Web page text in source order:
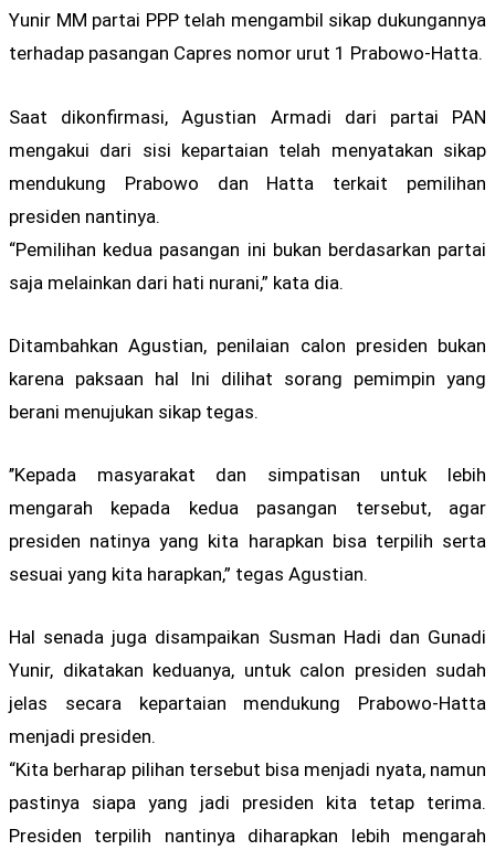
Yunir MM partai PPP telah mengambil sikap dukungannya
terhadap pasangan Capres nomor urut 1 Prabowo-Hatta.
Saat dikonfirmasi, Agustian Armadi dari partai PAN
mengakui dari sisi kepartaian telah menyatakan sikap
mendukung Prabowo dan Hatta terkait pemilihan
presiden nantinya.
“Pemilihan kedua pasangan ini bukan berdasarkan partai
saja melainkan dari hati nurani,” kata dia.
Ditambahkan Agustian, penilaian calon presiden bukan
karena paksaan hal Ini dilihat sorang pemimpin yang
berani menujukan sikap tegas.
’’Kepada masyarakat dan simpatisan untuk lebih
mengarah kepada kedua pasangan tersebut, agar
presiden natinya yang kita harapkan bisa terpilih serta
sesuai yang kita harapkan,” tegas Agustian.
Hal senada juga disampaikan Susman Hadi dan Gunadi
Yunir, dikatakan keduanya, untuk calon presiden sudah
jelas secara kepartaian mendukung Prabowo-Hatta
menjadi presiden.
“Kita berharap pilihan tersebut bisa menjadi nyata, namun
pastinya siapa yang jadi presiden kita tetap terima.
Presiden terpilih nantinya diharapkan lebih mengarah